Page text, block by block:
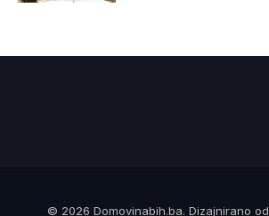
© 2026 Domovinabih.ba. Dizajnirano od